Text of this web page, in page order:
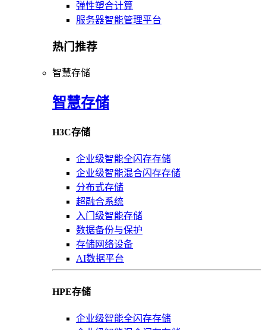
弹性塑合计算
服务器智能管理平台
热门推荐
智慧存储
智慧存储
H3C存储
企业级智能全闪存存储
企业级智能混合闪存存储
分布式存储
超融合系统
入门级智能存储
数据备份与保护
存储网络设备
AI数据平台
HPE存储
企业级智能全闪存存储